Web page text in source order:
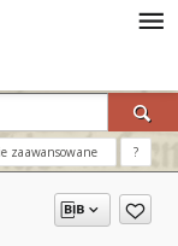
zaawansowane ?